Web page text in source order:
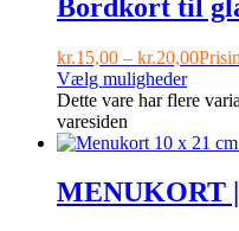
Bordkort til
kr.15,00 – kr.20,00
Vælg muligheder
Dette vare har flere
varesiden
MENUKORT